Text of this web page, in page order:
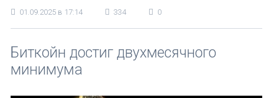
01.09.2025 в 17:14 334 0
Биткойн достиг двухмесячного
минимума